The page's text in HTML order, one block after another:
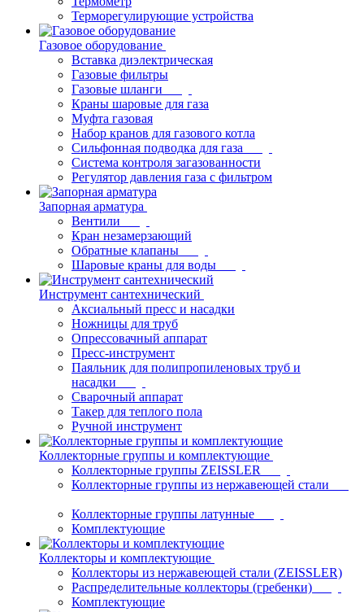
Терморегулирующие устройства
Газовое оборудование
Вставка диэлектрическая
Газовые фильтры
Газовые шланги
Краны шаровые для газа
Муфта газовая
Набор кранов для газового котла
Сильфонная подводка для газа
Система контроля загазованности
Регулятор давления газа с фильтром
Запорная арматура
Вентили
Кран незамерзающий
Обратные клапаны
Шаровые краны для воды
Инструмент сантехнический
Аксиальный пресс и насадки
Ножницы для труб
Опрессовачный аппарат
Пресс-инструмент
Паяльник для полипропиленовых труб и
насадки
Сварочный аппарат
Такер для теплого пола
Ручной инструмент
Коллекторные группы и комплектующие
Коллекторные группы ZEISSLER
Коллекторные группы из нержавеющей стали
Коллекторные группы латунные
Комплектующие
Коллекторы и комплектующие
Коллекторы из нержавеющей стали (ZEISSLER)
Распределительные коллекторы (гребенки)
Комплектующие